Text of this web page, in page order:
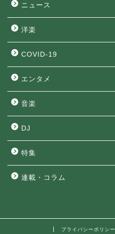
ニュース
洋楽
COVID-19
エンタメ
音楽
DJ
特集
連載・コラム
プライバシーポリシー